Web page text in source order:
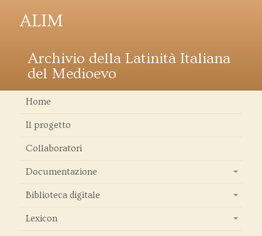
ALIM
Archivio della Latinità Italiana
del Medioevo
Home
Il progetto
Collaboratori
Documentazione
Biblioteca digitale
Lexicon